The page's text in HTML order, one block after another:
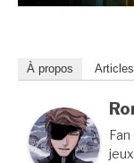
À propos